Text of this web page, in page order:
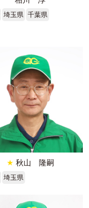
埼玉県 千葉県
★ 秋山 隆嗣
埼玉県